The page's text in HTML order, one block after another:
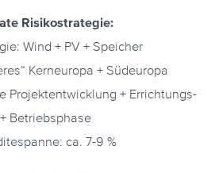
Risikostrategie:
Wind + PV + Speicher
Kerneuropa + Südeuropa
Projektentwicklung + Errichtungs-
+ Betriebsphase
ca. 7-9 %